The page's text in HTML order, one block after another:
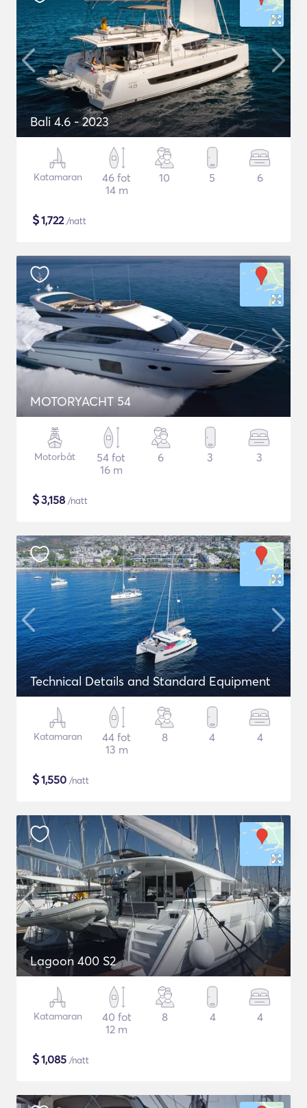
Bali 4.6 - 2023
Katamaran
46 fot
14 m
10 5 6
$1,722/natt
MOTORYACHT 54
Motorbåt
54 fot
16 m
6 3 3
$3,158 /natt
Technical Details and Standard Equipment
Katamaran
44 fot
13 m
8 4 4
$1,550 /natt
Lagoon 400 S2
Katamaran
40 fot
12 m
8 4 4
$1,085 /natt